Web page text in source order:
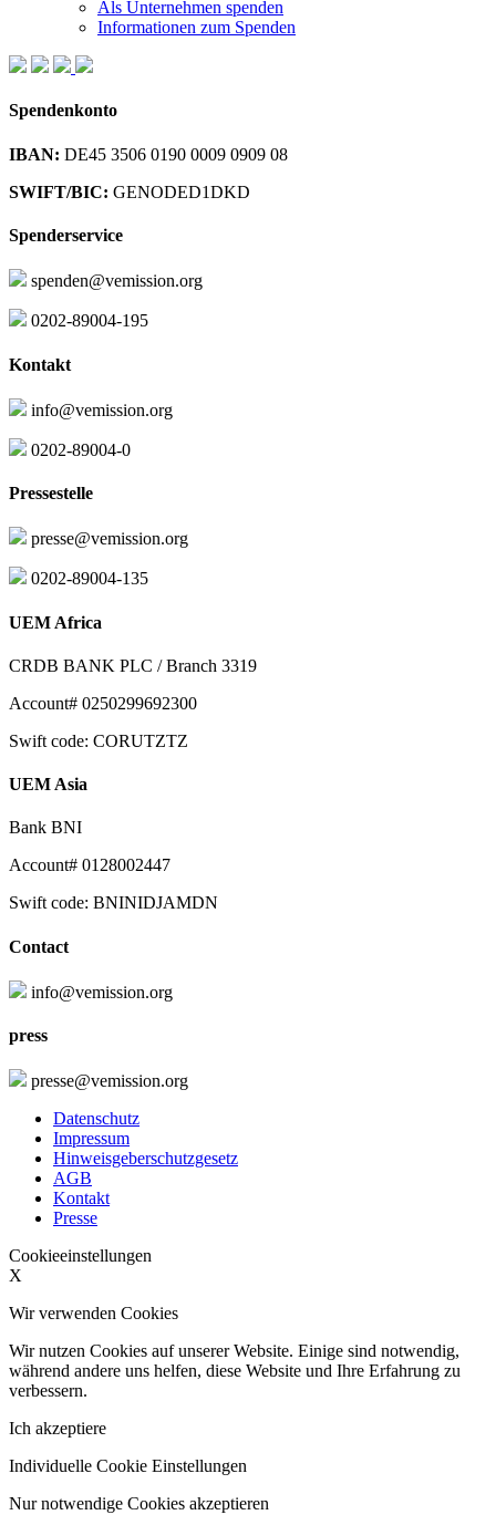
Als Unternehmen spenden
Informationen zum Spenden
Spendenkonto
IBAN: DE45 3506 0190 0009 0909 08
SWIFT/BIC: GENODED1DKD
Spenderservice
spenden@vemission.org
0202-89004-195
Kontakt
info@vemission.org
0202-89004-0
Pressestelle
presse@vemission.org
0202-89004-135
UEM Africa
CRDB BANK PLC / Branch 3319
Account# 0250299692300
Swift code: CORUTZTZ
UEM Asia
Bank BNI
Account# 0128002447
Swift code: BNINIDJAMDN
Contact
info@vemission.org
press
presse@vemission.org
Datenschutz
Impressum
Hinweisgeberschutzgesetz
AGB
Kontakt
Presse
Cookieeinstellungen
X
Wir verwenden Cookies
Wir nutzen Cookies auf unserer Website. Einige sind notwendig,
während andere uns helfen, diese Website und Ihre Erfahrung zu
verbessern.
Ich akzeptiere
Individuelle Cookie Einstellungen
Nur notwendige Cookies akzeptieren